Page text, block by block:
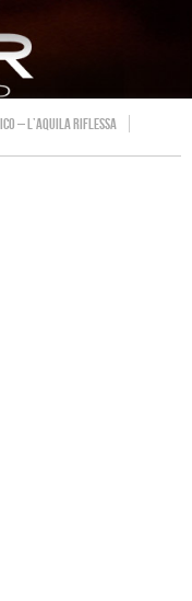
– L’AQUILA RIFLESSA